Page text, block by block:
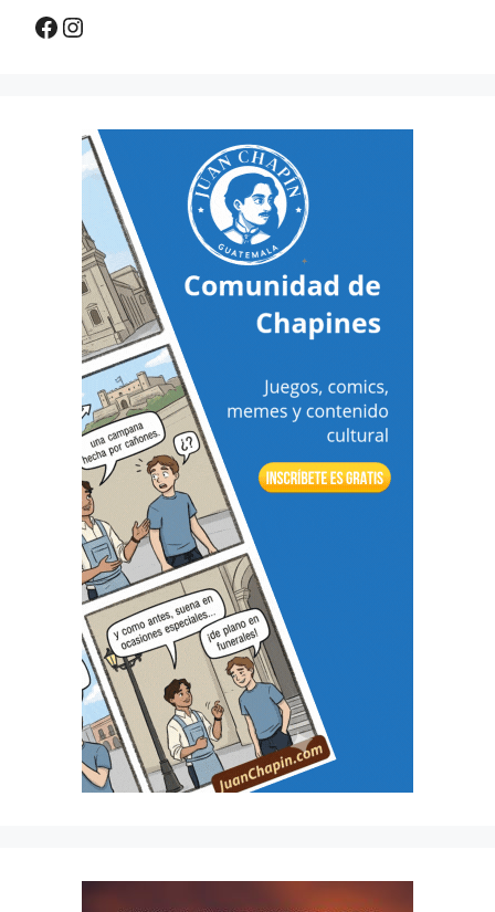
Facebook
Instagram